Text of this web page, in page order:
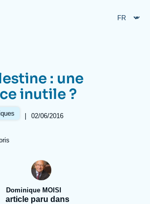
Recherches fréquentes
Proche-Orient
: une
inutile ?
| 02/06/2016
Dominique MOISI
article paru dans